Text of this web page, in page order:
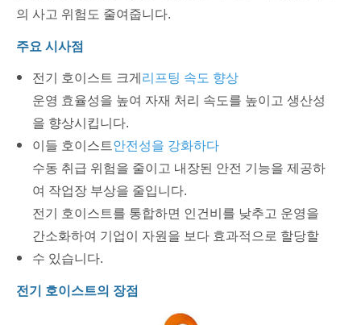
의 사고 위험도 줄여줍니다.
주요 시사점
전기 호이스트 크게 리프팅 속도 향상
운영 효율성을 높여 자재 처리 속도를 높이고 생산성
을 향상시킵니다.
이들 호이스트 안전성을 강화하다
수동 취급 위험을 줄이고 내장된 안전 기능을 제공하
여 작업장 부상을 줄입니다.
전기 호이스트를 통합하면 인건비를 낮추고 운영을
간소화하여 기업이 자원을 보다 효과적으로 할당할
수 있습니다.
전기 호이스트의 장점